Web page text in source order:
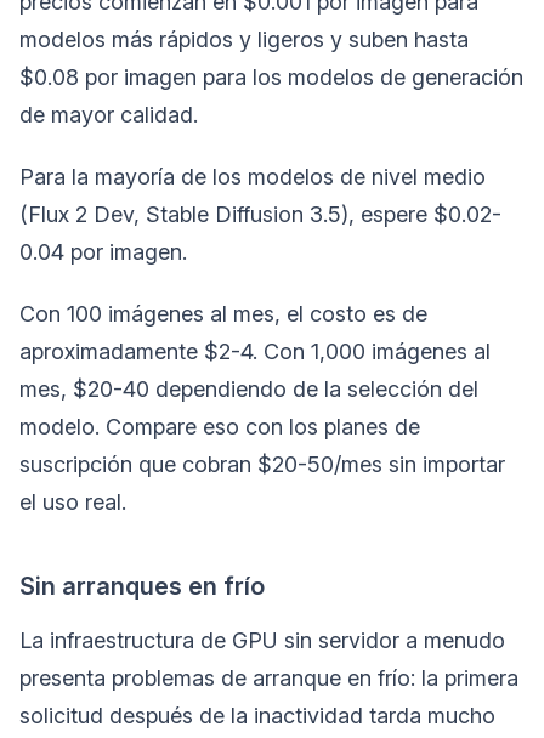
modelos más rápidos y ligeros y suben hasta
$0.08 por imagen para los modelos de generación
de mayor calidad.
Para la mayoría de los modelos de nivel medio
(Flux 2 Dev, Stable Diffusion 3.5), espere $0.02-
0.04 por imagen.
Con 100 imágenes al mes, el costo es de
aproximadamente $2-4. Con 1,000 imágenes al
mes, $20-40 dependiendo de la selección del
modelo. Compare eso con los planes de
suscripción que cobran $20-50/mes sin importar
el uso real.
Sin arranques en frío
La infraestructura de GPU sin servidor a menudo
presenta problemas de arranque en frío: la primera
solicitud después de la inactividad tarda mucho